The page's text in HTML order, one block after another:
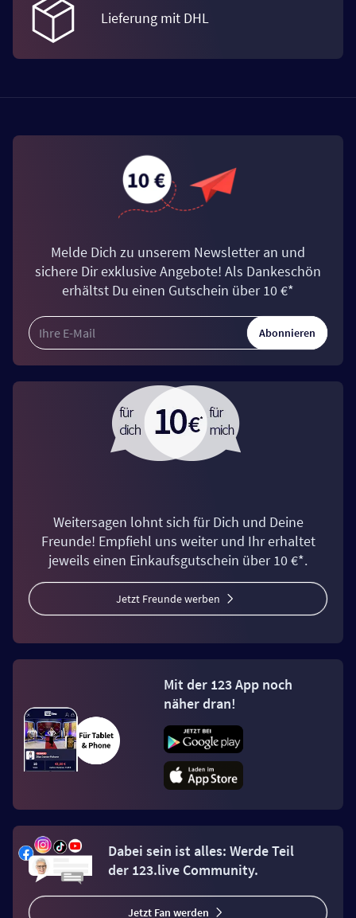
Lieferung mit DHL
Melde Dich zu unserem Newsletter an und
sichere Dir exklusive Angebote! Als Dankeschön
erhältst Du einen Gutschein über 10 €*
Abonnieren
Weitersagen lohnt sich für Dich und Deine
Freunde! Empfiehl uns weiter und Ihr erhaltet
jeweils einen Einkaufsgutschein über 10 €*.
Jetzt Freunde werben
Mit der 123 App noch
näher dran!
Dabei sein ist alles: Werde Teil
der 123.live Community.
Jetzt Fan werden